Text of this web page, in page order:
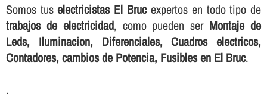
Somos tuselectricistas El Brucexpertos en todo tipo de
trabajos de electricidad, como pueden ser Montaje de
Leds, Iluminacion, Diferenciales, Cuadros electricos,
Contadores, cambios de Potencia, Fusibles en El Bruc.
.